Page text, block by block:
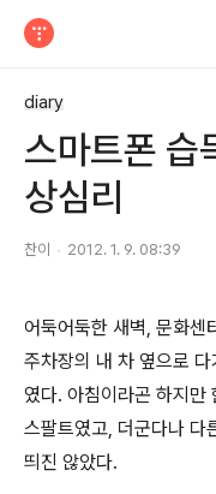
diary
스마트폰 습
상심리
찬이 2012. 1. 9. 08:39
어둑어둑한 새벽, 문화센
주차장의 내 차 옆으로
였다. 아침이라곤 하지만
스팔트였고, 더군다나 다
띄진 않았다.